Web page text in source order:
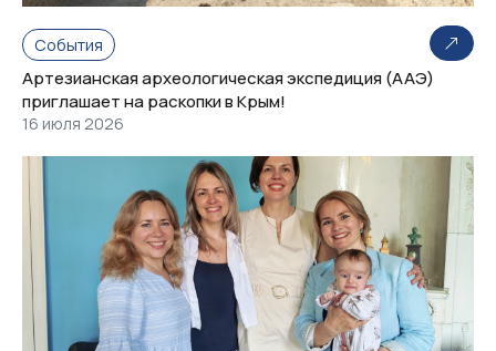
События
Артезианская археологическая экспедиция (ААЭ)
приглашает на раскопки в Крым!
16 июля 2026